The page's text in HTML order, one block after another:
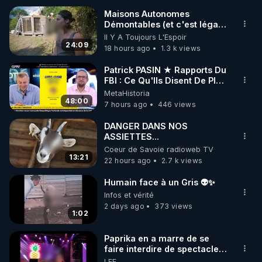
🌱 INSTAGRAM
https://www.instagram.com/rdlr_thierrycasasnovas/
http://rgnr.li/instagram
🌱 LA NEWSLETTER
Pour ne pas rater l’actualité RGNR (stages,
http://rgnr.li/news
🌱 VIDÉOS NON CENSURÉES SUR ODYSEE
Toutes les vidéos Youtube sont aussi sur la
http://rgnr.li/odysee
🌱 LES STAGES EN PRÉSENTIEL
24:09
Maisons Autonomes
Démontables (et c'est légal).
Visite éco village en
Bretagne
Il Y A Toujours L'Espoir
18 hours ago
1.3 k views
48:00
Patrick PASIN ★ Rapports Du
FBI : Ce Qu'Ils Disent De Plus
Grave Sur Hitler
MetaHistoria
7 hours ago
446 views
13:21
DANGER DANS NOS
ASSIETTES...
Coeur de Savoie radioweb TV
22 hours ago
2.7 k views
1:02
Humain face à un Gris 👽✨
Infos et vérité
2 days ago
373 views
Paprika en a marre de se
faire interdire de spectacle.
Elle décide donc de devenir